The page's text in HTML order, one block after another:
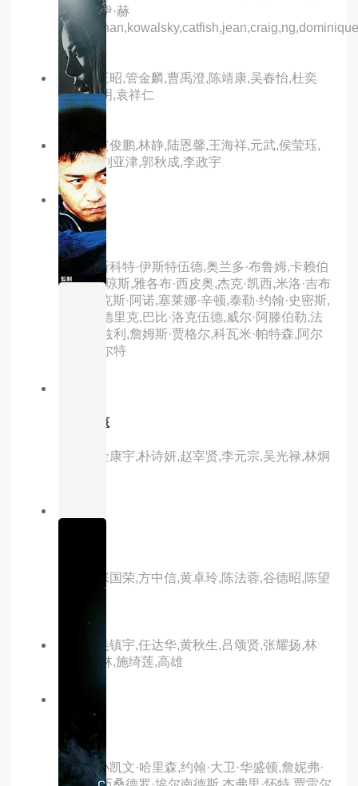
尼尔,杰伊·赫
农
主演：王昭,管金麟,曹禹澄,陈靖康,吴春怡,杜奕
衡,杜玉明,袁祥仁
主演：黄俊鹏,林静,陆恩馨,王海祥,元武,侯莹珏,
楼学贤,刘亚津,郭秋成,李政宇
8.0分 hd
前哨
主演：斯科特·伊斯特伍德,奥兰多·布鲁姆,卡赖伯
·兰德里·琼斯,雅各布·西皮奥,杰克·凯西,米洛·吉布
森,阿历克斯·阿诺,塞莱娜·辛顿,泰勒·约翰·史密斯,
科里·哈德里克,巴比·洛克伍德,威尔·阿滕伯勒,法
希姆·法兹利,詹姆斯·贾格尔,科瓦米·帕特森,阿尔
菲·斯图尔特
潜水男孩
主演：金康宇,朴诗妍,赵宰贤,李元宗,吴光禄,林炯
主演：张国荣,方中信,黄卓玲,陈法蓉,谷德昭,陈望
主演：吴镇宇,任达华,黄秋生,吕颂贤,张耀扬,林
雪,王天林,施绮莲,高雄
主演：小凯文·哈里森,约翰·大卫·华盛顿,詹妮弗·